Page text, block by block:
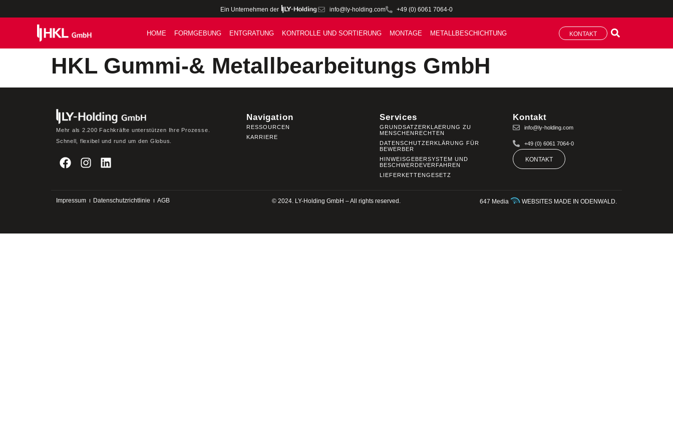
Ein Unternehmen der info@ly-holding.com +49 (0) 6061 7064-0
HOME FORMGEBUNG ENTGRATUNG KONTROLLE UND SORTIERUNG MONTAGE METALLBESCHICHTUNG KONTAKT
HKL Gummi-& Metallbearbeitungs GmbH
Mehr als 2.200 Fachkräfte unterstützen Ihre Prozesse.
Schnell, flexibel und rund um den Globus.
Navigation
RESSOURCEN
KARRIERE
Services
GRUNDSATZERKLAERUNG ZU
MENSCHENRECHTEN
DATENSCHUTZERKLÄRUNG FÜR
BEWERBER
HINWEISGEBERSYSTEM UND
BESCHWERDEVERFAHREN
LIEFERKETTENGESETZ
Kontakt
info@ly-holding.com
+49 (0) 6061 7064-0
KONTAKT
Impressum Datenschutzrichtlinie AGB © 2024. LY-Holding GmbH – All rights reserved. 647 Media WEBSITES MADE IN ODENWALD.